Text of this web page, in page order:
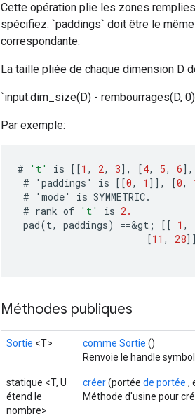
Cette opération plie les zones
spécifiez. `paddings` doit être le
correspondante.
La taille pliée de chaque dimension D
`input.dim_size(D) - rembourrages(D,
Par exemple:
# 't' is [[1 , 2, 3] , [4, 5, 6] ,
#
' paddings ' is [[0, 1 ]] , [0,
#
' mode' is SYMMETRIC.
# rank of 't' is 2.
pad(t, paddings) ==&gt ; [[ 1 ,
[11 , 28]]
Méthodes publiques
Sortie <T> comme Sortie ()
Renvoie le handle
statique <T, U
étend le
nombre>
créer(portée de portée ,
Méthode d'usine pour